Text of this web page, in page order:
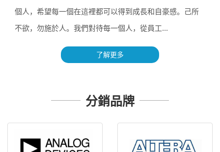
個人，希望每一個在這裡都可以得到成長和自豪感。己所
不欲，勿施於人。我們對待每一個人，從員工...
了解更多
分銷品牌